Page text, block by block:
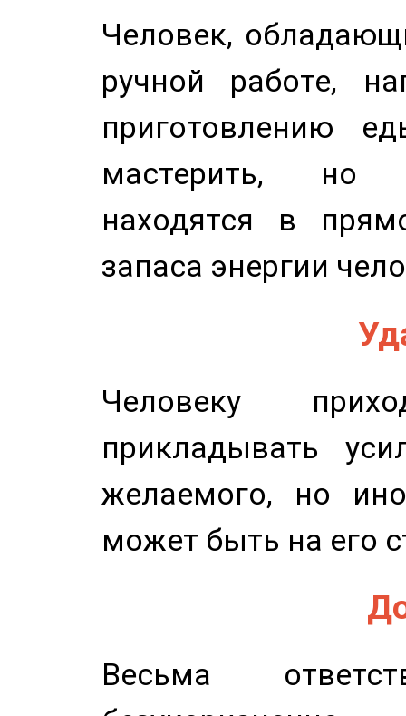
Человек,
ручной работе,
приготовлению
мастерить, но
находятся в
запаса энергии
Человеку
прикладывать
желаемого, но
может быть на его
Весьма